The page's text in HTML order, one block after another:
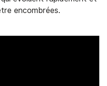
encombrées.